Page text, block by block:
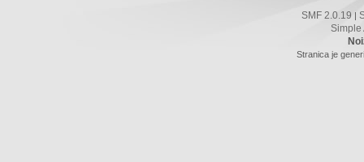
SMF 2.0.19
Simple
Stranica je